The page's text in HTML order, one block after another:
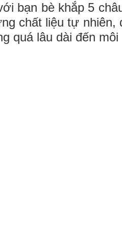
bạn bè khắp 5
chất liệu tự nhiên,
quá lâu dài đến